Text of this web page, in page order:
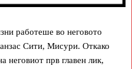
работеше во неговото
Сити, Мисури. Откако
неговиот прв главен лик,